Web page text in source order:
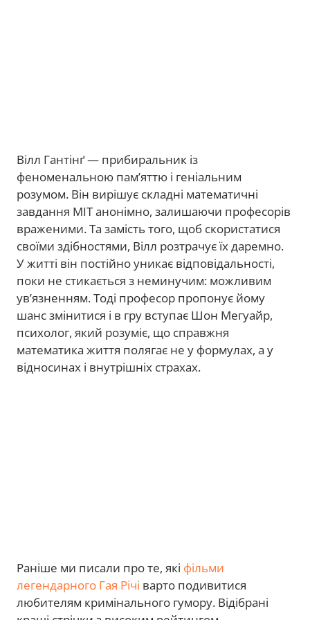
Вілл Гантінґ — прибиральник із
феноменальною пам’яттю і геніальним
розумом. Він вирішує складні математичні
завдання MIT анонімно, залишаючи професорів
враженими. Та замість того, щоб скористатися
своїми здібностями, Вілл розтрачує їх даремно.
У житті він постійно уникає відповідальності,
поки не стикається з неминучим: можливим
ув’язненням. Тоді професор пропонує йому
шанс змінитися і в гру вступає Шон Мегуайр,
психолог, який розуміє, що справжня
математика життя полягає не у формулах, а у
відносинах і внутрішніх страхах.
Раніше ми писали про те, які фільми
легендарного Гая Річі варто подивитися
любителям кримінального гумору. Відібрані